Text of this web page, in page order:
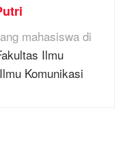
mahasiswa di
Ilmu
Komunikasi